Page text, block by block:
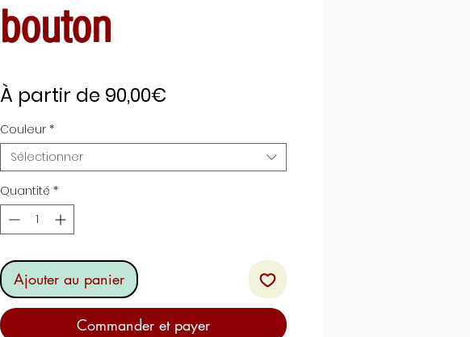
bouton
À partir de 90,00€
Couleur *
Sélectionner
Quantité *
Ajouter au panier
Commander et payer